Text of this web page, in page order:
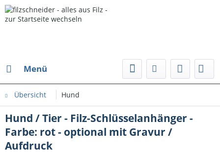
Menü
Übersicht Hund
Hund / Tier - Filz-Schlüsselanhänger -
Farbe: rot - optional mit Gravur /
Aufdruck